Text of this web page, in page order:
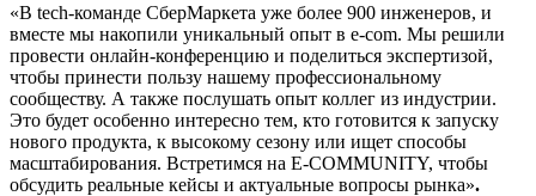
«В tech-команде СберМаркета уже более 900 инженеров, и
вместе мы накопили уникальный опыт в e-com. Мы решили
провести онлайн-конференцию и поделиться экспертизой,
чтобы принести пользу нашему профессиональному
сообществу. А также послушать опыт коллег из индустрии.
Это будет особенно интересно тем, кто готовится к запуску
нового продукта, к высокому сезону или ищет способы
масштабирования. Встретимся на E-COMMUNITY, чтобы
обсудить реальные кейсы и актуальные вопросы рынка».